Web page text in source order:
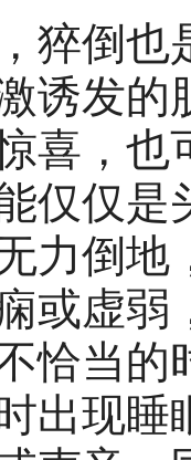
猝倒
诱发
喜，
仅仅
力倒
或虚
恰当
出现